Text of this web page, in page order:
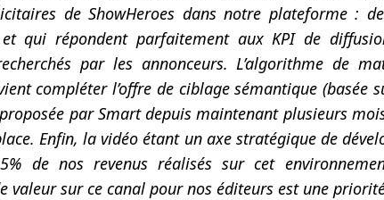
de ShowHeroes dans notre plateforme :
et qui répondent parfaitement aux KPI de
par les annonceurs. L’algorithme de
compléter l’offre de ciblage sémantique (basée
par Smart depuis maintenant plusieurs
Enfin, la vidéo étant un axe stratégique de
de nos revenus réalisés sur cet
valeur sur ce canal pour nos éditeurs est une